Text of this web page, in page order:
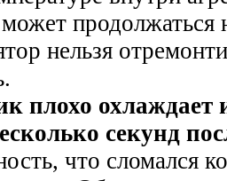
продолжаться
нельзя
плохо охлаждает
секунд
что сломался